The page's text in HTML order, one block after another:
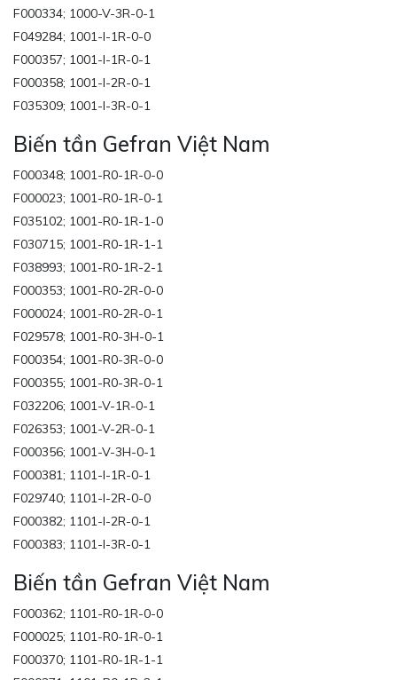
F000334; 1000-V-3R-0-1
F049284; 1001-I-1R-0-0
F000357; 1001-I-1R-0-1
F000358; 1001-I-2R-0-1
F035309; 1001-I-3R-0-1
Biến tần Gefran Việt Nam
F000348; 1001-R0-1R-0-0
F000023; 1001-R0-1R-0-1
F035102; 1001-R0-1R-1-0
F030715; 1001-R0-1R-1-1
F038993; 1001-R0-1R-2-1
F000353; 1001-R0-2R-0-0
F000024; 1001-R0-2R-0-1
F029578; 1001-R0-3H-0-1
F000354; 1001-R0-3R-0-0
F000355; 1001-R0-3R-0-1
F032206; 1001-V-1R-0-1
F026353; 1001-V-2R-0-1
F000356; 1001-V-3H-0-1
F000381; 1101-I-1R-0-1
F029740; 1101-I-2R-0-0
F000382; 1101-I-2R-0-1
F000383; 1101-I-3R-0-1
Biến tần Gefran Việt Nam
F000362; 1101-R0-1R-0-0
F000025; 1101-R0-1R-0-1
F000370; 1101-R0-1R-1-1